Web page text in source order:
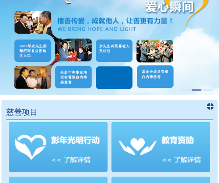
慈善项目
进入慈